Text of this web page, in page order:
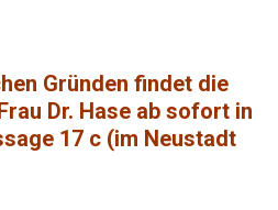
Gründen findet die
Dr. Hase ab sofort in
17 c (im Neustadt